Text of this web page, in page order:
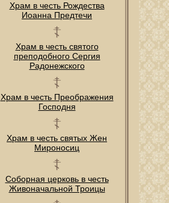
Храм в честь Рождества
Иоанна Предтечи
Храм в честь святого
преподобного Сергия
Радонежского
Храм в честь Преображения
Господня
Храм в честь святых Жен
Мироносиц
Соборная церковь в честь
Живоначальной Троицы